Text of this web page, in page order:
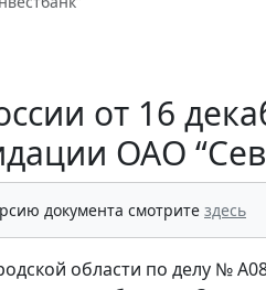
от 16
ОАО
документа смотрите здесь
области по делу №